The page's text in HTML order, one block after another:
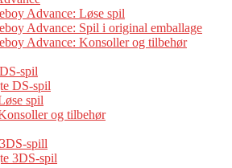
Advance: Løse spil
Advance: Spil i original emballage
Advance: Konsoller og tilbehør
spil
DS-spil
spil
og tilbehør
spill
3DS-spil